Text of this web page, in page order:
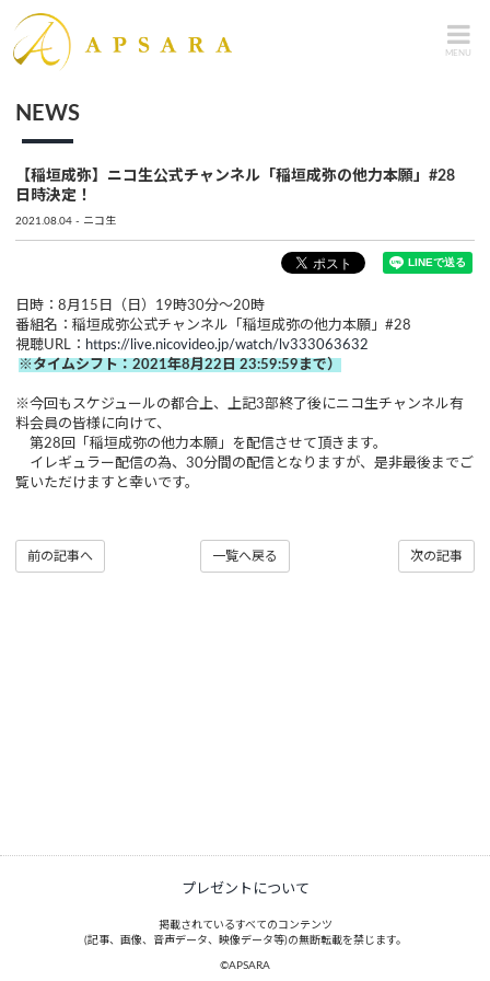
MENU
NEWS
【稲垣成弥】ニコ生公式チャンネル「稲垣成弥の他力本願」#28
日時決定！
2021.08.04 ニコ生
日時：8月15日（日）19時30分～20時
番組名：稲垣成弥公式チャンネル「稲垣成弥の他力本願」#28
視聴URL： https://live.nicovideo.jp/watch/lv333063632
※ タイムシフト：2021年8月22日 23:59:59まで）
※今回もスケジュールの都合上、上記3部終了後にニコ生チャンネル有
料会員の皆様に向けて、
第28回「稲垣成弥の他力本願」を配信させて頂きます。
イレギュラー配信の為、30分間の配信となりますが、是非最後までご
覧いただけますと幸いです。
次の記事
一覧へ戻る
前の記事へ
プレゼントについて
掲載されているすべてのコンテンツ
(記事、画像、音声データ、映像データ等)の無断転載を禁じます。
©APSARA